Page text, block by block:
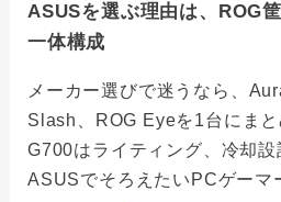
ASUSを選ぶ理由は、ROG
一体構成
メーカー選びで迷うなら、
Slash、ROG Eyeを1台にま
G700はライティング、冷却
ASUSでそろえたいPCゲーマ